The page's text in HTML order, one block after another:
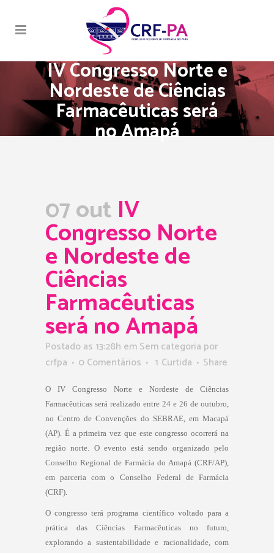
IV Congresso Norte e
Nordeste de Ciências
Farmacêuticas será
no Amapá
07 out IV
Congresso Norte
e Nordeste de
Ciências
Farmacêuticas
será no Amapá
Postado as 13:28h em Sem categoria por
crfpa
0 Comentários 1 Curtida Share
O IV Congresso Norte e Nordeste de Ciências
Farmacêuticas será realizado entre 24 e 26 de outubro,
no Centro de Convenções do SEBRAE, em Macapá
(AP). É a primeira vez que este congresso ocorrerá na
região norte. O evento está sendo organizado pelo
Conselho Regional de Farmácia do Amapá (CRF/AP),
em parceria com o Conselho Federal de Farmácia
(CRF).
O congresso terá programa científico voltado para a
prática das Ciências Farmacêuticas no futuro,
explorando a sustentabilidade e racionalidade, com